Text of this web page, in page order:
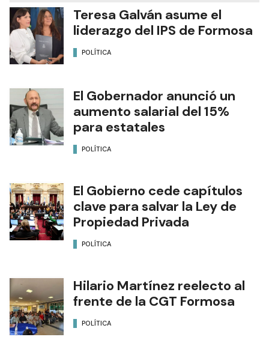
Teresa Galván asume el
liderazgo del IPS de Formosa
POLÍTICA
El Gobernador anunció un
aumento salarial del 15%
para estatales
POLÍTICA
El Gobierno cede capítulos
clave para salvar la Ley de
Propiedad Privada
POLÍTICA
Hilario Martínez reelecto al
frente de la CGT Formosa
POLÍTICA